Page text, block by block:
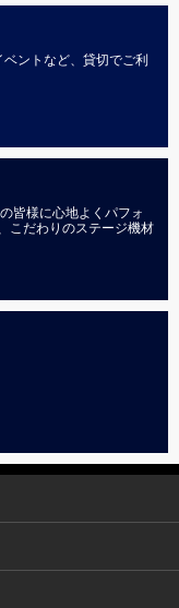
ントなど、貸切でご利
皆様に心地よくパフォ
こだわりのステージ機材